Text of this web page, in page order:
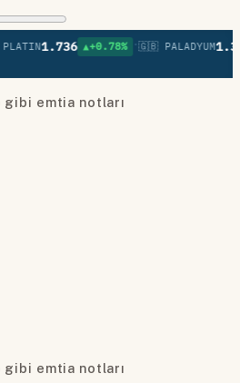
1.736 ▲+0.78% •🇬🇧 PALADYUM1.379
gibi emtia notları
gibi emtia notları